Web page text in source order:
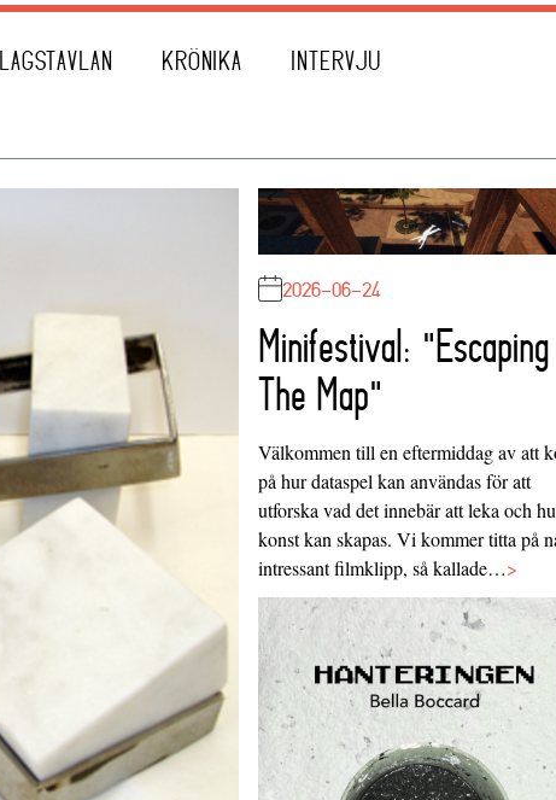
KRÖNIKA INTERVJU
2026-06-24
Minifestival: "Escaping
The Map"
Välkommen till en eftermiddag av att
på hur dataspel kan användas för att
utforska vad det innebär att leka och
konst kan skapas. Vi kommer titta på
intressant filmklipp, så kallade…>